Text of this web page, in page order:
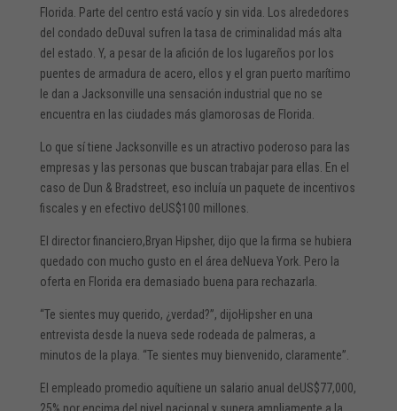
Florida. Parte del centro está vacío y sin vida. Los alrededores
del condado deDuval sufren la tasa de criminalidad más alta
del estado. Y, a pesar de la afición de los lugareños por los
puentes de armadura de acero, ellos y el gran puerto marítimo
le dan a Jacksonville una sensación industrial que no se
encuentra en las ciudades más glamorosas de Florida.
Lo que sí tiene Jacksonville es un atractivo poderoso para las
empresas y las personas que buscan trabajar para ellas. En el
caso de Dun & Bradstreet, eso incluía un paquete de incentivos
fiscales y en efectivo deUS$100 millones.
El director financiero,Bryan Hipsher, dijo que la firma se hubiera
quedado con mucho gusto en el área deNueva York. Pero la
oferta en Florida era demasiado buena para rechazarla.
“Te sientes muy querido, ¿verdad?”, dijoHipsher en una
entrevista desde la nueva sede rodeada de palmeras, a
minutos de la playa. “Te sientes muy bienvenido, claramente”.
El empleado promedio aquítiene un salario anual deUS$77,000,